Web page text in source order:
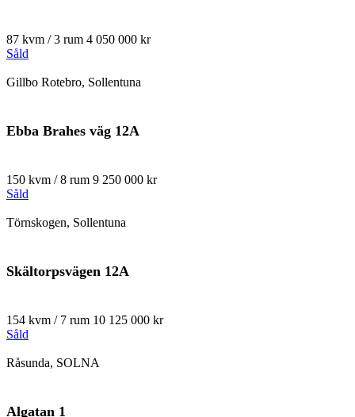
87 kvm / 3 rum 4 050 000 kr
Såld
Gillbo Rotebro, Sollentuna
Ebba Brahes väg 12A
150 kvm / 8 rum 9 250 000 kr
Såld
Törnskogen, Sollentuna
Skältorpsvägen 12A
154 kvm / 7 rum 10 125 000 kr
Såld
Råsunda, SOLNA
Algatan 1